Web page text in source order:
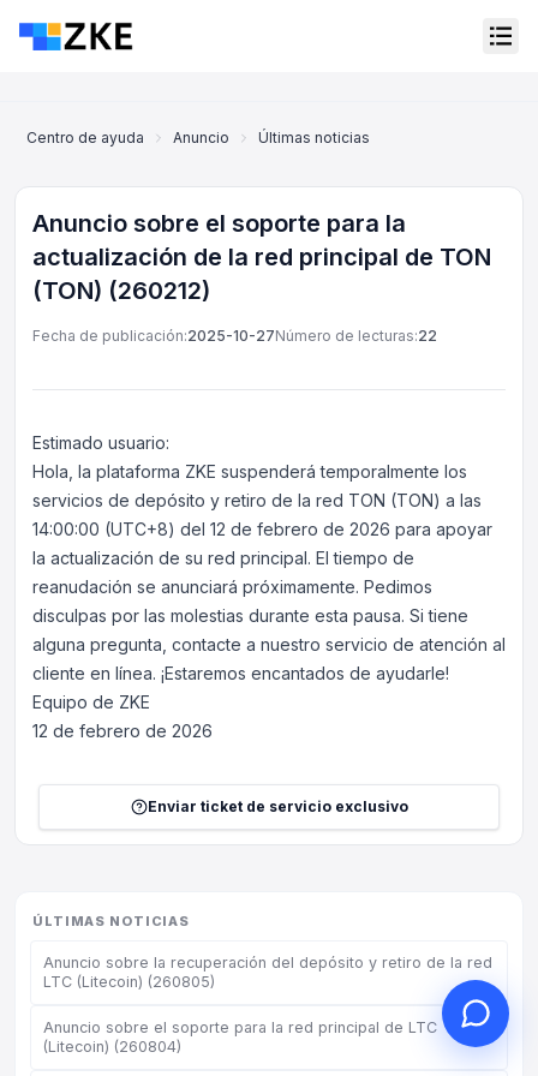
Centro de ayuda Anuncio Últimas noticias
Anuncio sobre el soporte para la
actualización de la red principal de TON
(TON) (260212)
Fecha de publicación:2025-10-27Número de lecturas:22
Estimado usuario:
Hola, la plataforma ZKE suspenderá temporalmente los
servicios de depósito y retiro de la red TON (TON) a las
14:00:00 (UTC+8) del 12 de febrero de 2026 para apoyar
la actualización de su red principal. El tiempo de
reanudación se anunciará próximamente. Pedimos
disculpas por las molestias durante esta pausa. Si tiene
alguna pregunta, contacte a nuestro servicio de atención al
cliente en línea. ¡Estaremos encantados de ayudarle!
Equipo de ZKE
12 de febrero de 2026
Enviar ticket de servicio exclusivo
ÚLTIMAS NOTICIAS
Anuncio sobre la recuperación del depósito y retiro de la red
LTC (Litecoin) (260805)
Anuncio sobre el soporte para la red principal de LTC
(Litecoin) (260804)
Servicio al cliente en línea
Hola, ¿en qué puedo
Iniciar consulta en línea
Consultar estado del ticket